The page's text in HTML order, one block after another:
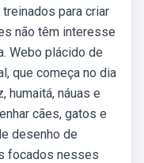
para criar
não têm interesse
Webo plácido de
que começa no dia
humaitá, náuas e
cães, gatos e
desenho de
focados nesses